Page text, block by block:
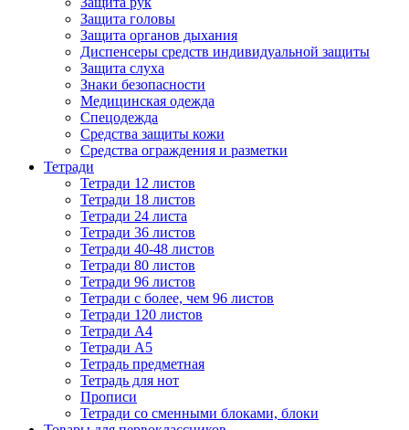
Защита головы
Защита органов дыхания
Диспенсеры средств индивидуальной защиты
Защита слуха
Знаки безопасности
Медицинская одежда
Спецодежда
Средства защиты кожи
Средства ограждения и разметки
Тетради
Тетради 12 листов
Тетради 18 листов
Тетради 24 листа
Тетради 36 листов
Тетради 40-48 листов
Тетради 80 листов
Тетради 96 листов
Тетради с более, чем 96 листов
Тетради 120 листов
Тетради А4
Тетради А5
Тетрадь предметная
Тетрадь для нот
Прописи
Тетради со сменными блоками, блоки